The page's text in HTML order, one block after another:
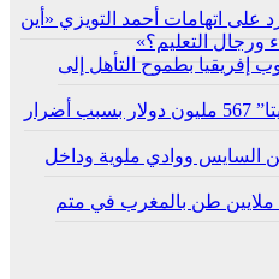
على اتهامات أحمد التويزي «أين
إفريقيا بطموح التأهل إلى
القضاء الأميركي يغرم “ميتا” 567 مليون دولار بسبب أضرار
ووادي ملوية وداخل
مبيعات الإسمنت تتجاوز 8 ملايين طن بالمغرب في متم